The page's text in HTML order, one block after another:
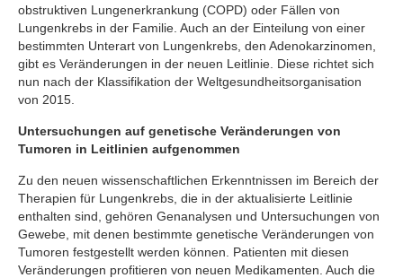
obstruktiven Lungenerkrankung (COPD) oder Fällen von
Lungenkrebs in der Familie. Auch an der Einteilung von einer
bestimmten Unterart von Lungenkrebs, den Adenokarzinomen,
gibt es Veränderungen in der neuen Leitlinie. Diese richtet sich
nun nach der Klassifikation der Weltgesundheitsorganisation
von 2015.
Untersuchungen auf genetische Veränderungen von
Tumoren in Leitlinien aufgenommen
Zu den neuen wissenschaftlichen Erkenntnissen im Bereich der
Therapien für Lungenkrebs, die in der aktualisierte Leitlinie
enthalten sind, gehören Genanalysen und Untersuchungen von
Gewebe, mit denen bestimmte genetische Veränderungen von
Tumoren festgestellt werden können. Patienten mit diesen
Veränderungen profitieren von neuen Medikamenten. Auch die